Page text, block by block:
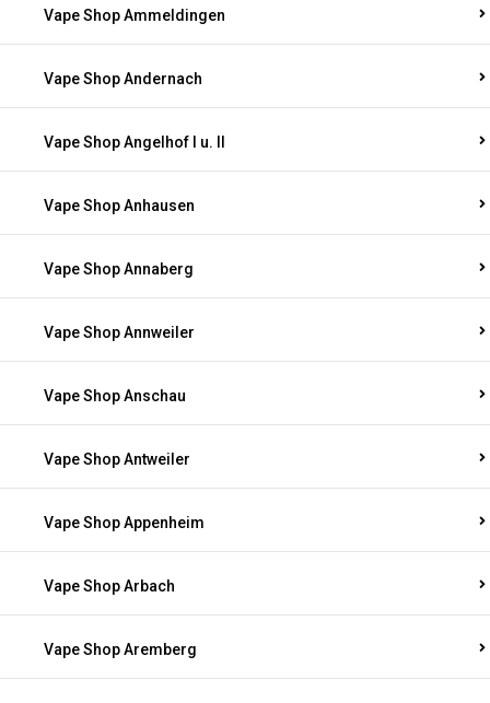
Vape Shop Ammeldingen
Vape Shop Andernach
Vape Shop Angelhof I u. II
Vape Shop Anhausen
Vape Shop Annaberg
Vape Shop Annweiler
Vape Shop Anschau
Vape Shop Antweiler
Vape Shop Appenheim
Vape Shop Arbach
Vape Shop Aremberg